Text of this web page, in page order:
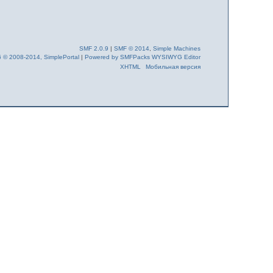
SMF 2.0.9 |SMF © 2014,Simple Machines
© 2008-2014, SimplePortal
Powered by SMFPacks WYSIWYG Editor
XHTML
Мобильная версия